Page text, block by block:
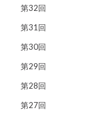
第32回
第31回
第30回
第29回
第28回
第27回